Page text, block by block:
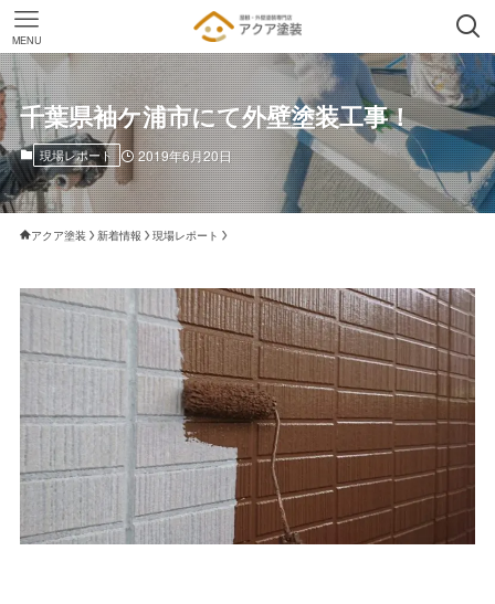
MENU
千葉県袖ケ浦市にて外壁塗装工事！
現場レポート 2019年6月20日
アクア塗装 新着情報 現場レポート